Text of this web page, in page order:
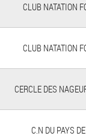
CLUB NATATION
CLUB NATATION
CERCLE DES
C.N DU PAYS